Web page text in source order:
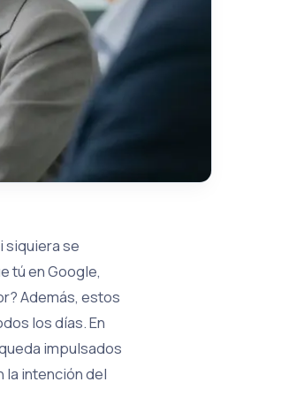
siquiera se
tú en Google,
Además, estos
los días. En
impulsados
la intención del